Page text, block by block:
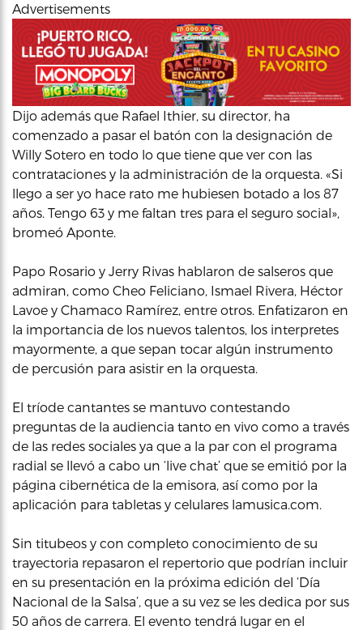
Advertisements
Dijo además que Rafael Ithier, su director, ha
comenzado a pasar el batón con la designación de
Willy Sotero en todo lo que tiene que ver con las
contrataciones y la administración de la orquesta. «Si
llego a ser yo hace rato me hubiesen botado a los 87
años. Tengo 63 y me faltan tres para el seguro social»,
bromeó Aponte.
Papo Rosario y Jerry Rivas hablaron de salseros que
admiran, como Cheo Feliciano, Ismael Rivera, Héctor
Lavoe y Chamaco Ramírez, entre otros. Enfatizaron en
la importancia de los nuevos talentos, los interpretes
mayormente, a que sepan tocar algún instrumento
de percusión para asistir en la orquesta.
El tríode cantantes se mantuvo contestando
preguntas de la audiencia tanto en vivo como a través
de las redes sociales ya que a la par con el programa
radial se llevó a cabo un ‘live chat’ que se emitió por la
página cibernética de la emisora, así como por la
aplicación para tabletas y celulares lamusica.com.
Sin titubeos y con completo conocimiento de su
trayectoria repasaron el repertorio que podrían incluir
en su presentación en la próxima edición del ‘Día
Nacional de la Salsa’, que a su vez se les dedica por sus
50 años de carrera. El evento tendrá lugar en el